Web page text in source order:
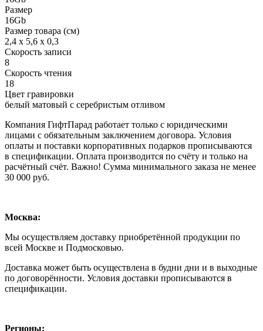
Размер
16Gb
Размер товара (см)
2,4 х 5,6 х 0,3
Скорость записи
8
Скорость чтения
18
Цвет гравировки
белый матовый с серебристым отливом
Компания ГифтПарад работает только с юридическими
лицами с обязательным заключением договора. Условия
оплаты и поставки корпоративных подарков прописываются
в спецификации. Оплата производится по счёту и только на
расчётный счёт. Важно! Сумма минимального заказа не менее
30 000 руб.
Москва:
Мы осуществляем доставку приобретённой продукции по
всей Москве и Подмосковью.
Доставка может быть осуществлена в будни дни и в выходные
по договорённости. Условия доставки прописываются в
спецификации.
Регионы: